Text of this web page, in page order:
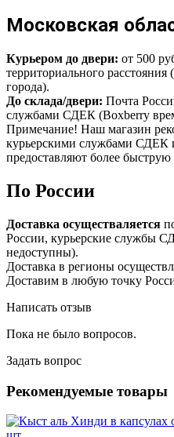
Московская
Курьером до двери: от 500
территориального
города).
До склада/двери: Почта
службами СДЕК (Boxberry
Примечание! Наш магазин
курьерскими службами СДЕК
предоставляют более
По России
Доставка осуществаляется
России, курьерские службы
недоступны).
Доставка в регионы
Доставим в любую точку
Написать отзыв
Пока не было вопросов.
Задать вопрос
Рекомендуемые товары